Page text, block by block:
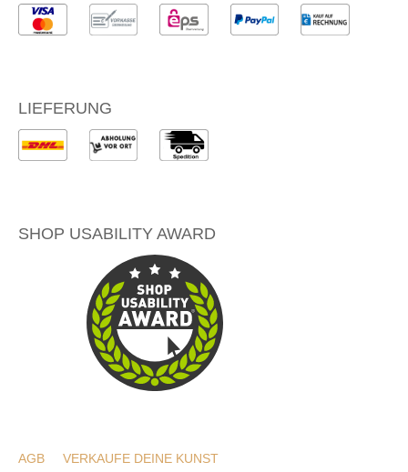
LIEFERUNG
SHOP USABILITY AWARD
AGB VERKAUFE DEINE KUNST